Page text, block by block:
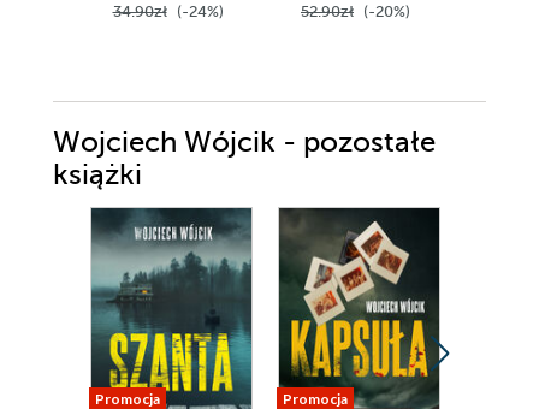
34.90zł (-24%) 52.90zł (-20%)
Wojciech Wójcik - pozostałe
książki
Promocja Promocja